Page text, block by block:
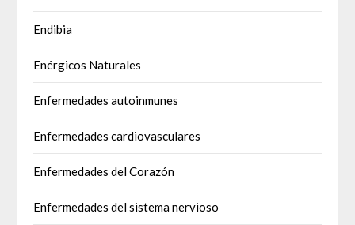
Endibia
Enérgicos Naturales
Enfermedades autoinmunes
Enfermedades cardiovasculares
Enfermedades del Corazón
Enfermedades del sistema nervioso